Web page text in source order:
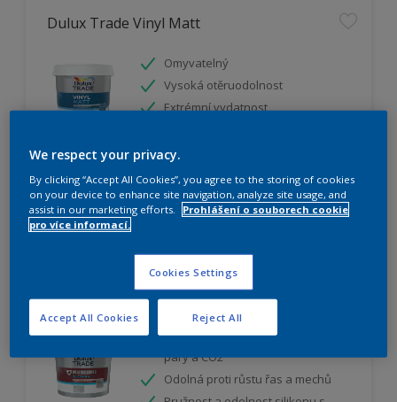
Dulux Trade Vinyl Matt
Omyvatelný
Vysoká otěruodolnost
Extrémní vydatnost
K dispozici pouze v obchodě
Dulux Trade Weathershield Silicon Plus
Extrémní prodyšnost pro vodní
páry a CO2
Odolná proti růstu řas a mechů
We respect your privacy.
By clicking “Accept All Cookies”, you agree to the storing of cookies
on your device to enhance site navigation, analyze site usage, and
assist in our marketing efforts.
Prohlášení o souborech cookie
pro více informací.
Cookies Settings
Reject All
Accept All Cookies